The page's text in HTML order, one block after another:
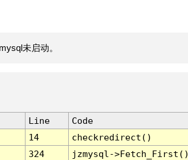
未启动。
Line
Code
14
checkredirect()
324
jzmysql-